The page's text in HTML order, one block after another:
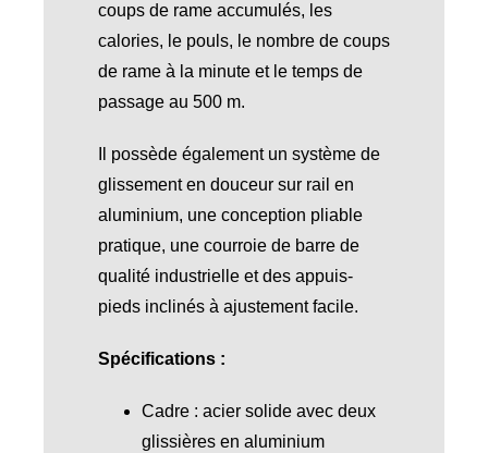
coups de rame accumulés, les
calories, le pouls, le nombre de coups
de rame à la minute et le temps de
passage au 500 m.
Il possède également un système de
glissement en douceur sur rail en
aluminium, une conception pliable
pratique, une courroie de barre de
qualité industrielle et des appuis-
pieds inclinés à ajustement facile.
Spécifications :
Cadre : acier solide avec deux
glissières en aluminium